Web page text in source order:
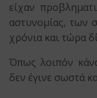
είχαν
αστυνομίας, των
χρόνια και τώρα
Όπως λοιπόν
δεν έγινε σωστά